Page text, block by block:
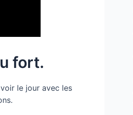
fort.
le jour avec les